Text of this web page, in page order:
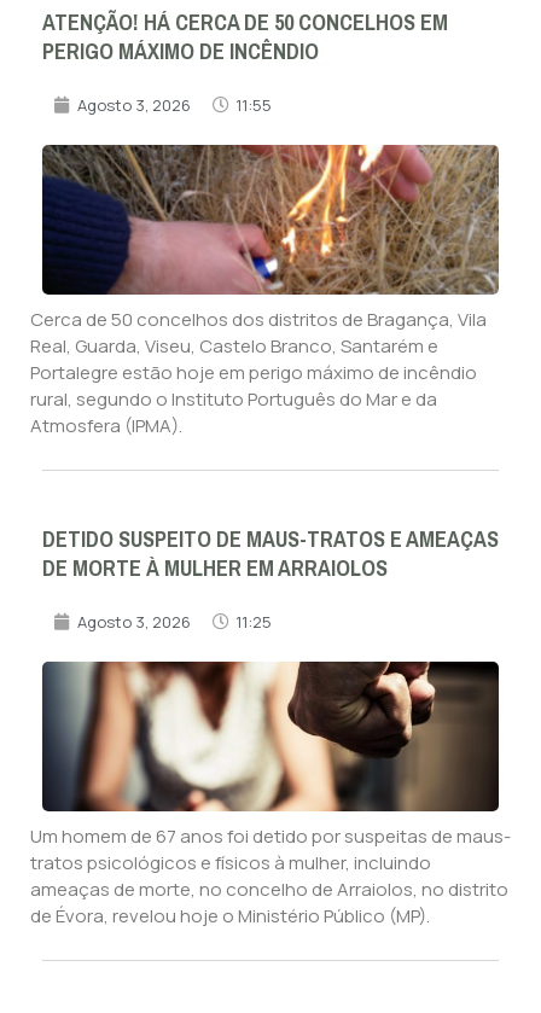
ATENÇÃO! HÁ CERCA DE 50 CONCELHOS EM
PERIGO MÁXIMO DE INCÊNDIO
Agosto 3, 2026 11:55
Cerca de 50 concelhos dos distritos de Bragança, Vila
Real, Guarda, Viseu, Castelo Branco, Santarém e
Portalegre estão hoje em perigo máximo de incêndio
rural, segundo o Instituto Português do Mar e da
Atmosfera (IPMA).
DETIDO SUSPEITO DE MAUS-TRATOS E AMEAÇAS
DE MORTE À MULHER EM ARRAIOLOS
Agosto 3, 2026 11:25
Um homem de 67 anos foi detido por suspeitas de maus-
tratos psicológicos e físicos à mulher, incluindo
ameaças de morte, no concelho de Arraiolos, no distrito
de Évora, revelou hoje o Ministério Público (MP).